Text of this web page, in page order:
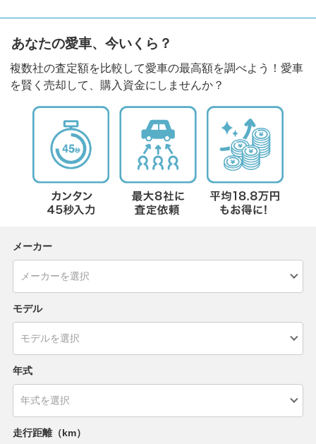
あなたの愛車、今いくら？
複数社の査定額を比較して愛車の最高額を調べよう！愛車
を賢く売却して、購入資金にしませんか？
メーカー
モデル
年式
走行距離（km）